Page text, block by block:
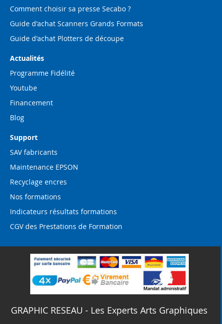
Comment choisir sa presse Secabo ?
Guide d'achat Scanners Grands Formats
Guide d'achat Plotters de découpe
Actualités
Programme Fidélité
Youtube
Financement
Blog
Support
SAV fabricants
Maintenance EPSON
Recyclage encres
Nos formations
Indicateurs résultats formations
CGV des Prestations de Formation
GRAPHIC RESEAU - Les Experts Arts Graphiques